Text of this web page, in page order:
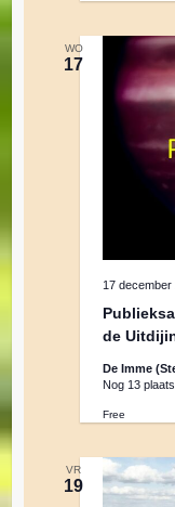
WO
17
de
17 december
De Imme
Nog 13
Free
VR
19